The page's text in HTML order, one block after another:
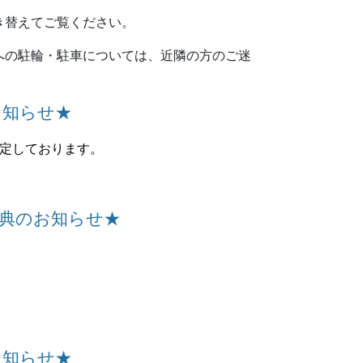
えてご覧ください。
駐輪・駐車については、近隣の方のご迷
らせ★
しております。
のお知らせ★
らせ★